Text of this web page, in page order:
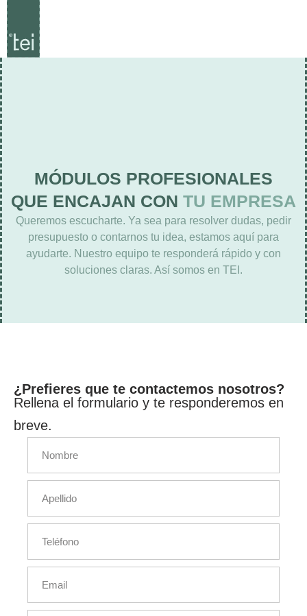
MÓDULOS PROFESIONALES
QUE ENCAJAN CON TU EMPRESA
Queremos escucharte. Ya sea para resolver dudas, pedir
presupuesto o contarnos tu idea, estamos aquí para
ayudarte. Nuestro equipo te responderá rápido y con
soluciones claras. Así somos en TEI.
¿Prefieres que te contactemos nosotros?
Rellena el formulario y te responderemos en
breve.